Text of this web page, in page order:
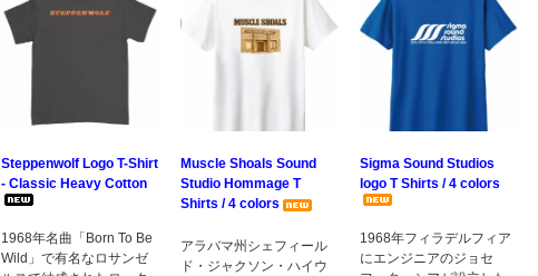
Steppenwolf Logo T-Shirt
- Classic Heavy Cotton
1968年名曲「Born To Be
Wild」で有名なロサンゼ
Muscle Shoals Sound
Studio Hommage T
Shirts / 4 colors
アラバマ州シェフィール
ド・ジャクソン・ハイウ
Sigma Sound Studios
logo T Shirts / 4 colors
1968年フィラデルフィア
にエンジニアのジョセ